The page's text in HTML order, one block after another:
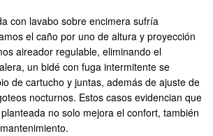
con lavabo sobre encimera sufría
el caño por uno de altura y proyección
aireador regulable, eliminando el
un bidé con fuga intermitente se
de cartucho y juntas, además de ajuste de
nocturnos. Estos casos evidencian que
no solo mejora el confort, también